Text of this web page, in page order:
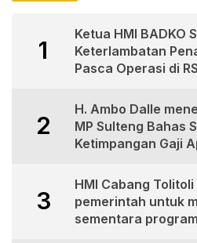
1
Ketua HMI BADKO
Keterlambatan
Pasca Operasi di
2
H. Ambo Dalle
MP Sulteng Bahas
Ketimpangan Gaji
3
HMI Cabang
pemerintah untuk
sementara